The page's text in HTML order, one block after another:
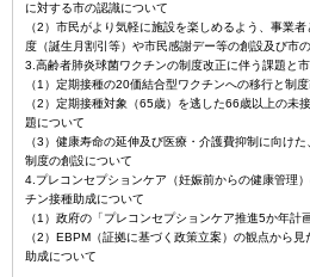
に対する市の認識について
（2）市民がより気軽に施設を楽しめるよう、事業
度（誕生月割引等）や市民感謝デー等の創設及び市
3.高齢者肺炎球菌ワクチンの制度改正に伴う課題と
（1）定期接種の20価結合型ワクチンへの移行と制
（2）定期接種対象（65歳）を逃した66歳以上の未
題について
（3）健康寿命の延伸及び医療・介護費抑制に向け
制度の創設について
4.プレコンセプションケア（妊娠前からの健康管理
チン接種助成について
（1）政府の「プレコンセプションケア推進5か年計
（2）EBPM（証拠に基づく政策立案）の観点から
助成について